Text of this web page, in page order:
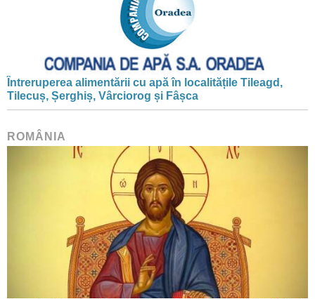
Întreruperea alimentării cu apă în localitățile Tileagd,
Tilecuș, Șerghiș, Vârciorog și Fâșca
ROMÂNIA